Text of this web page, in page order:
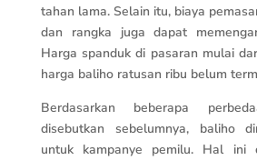
tahan lama. Selain itu, biaya
dan rangka juga dapat
Harga spanduk di pasaran mulai
harga baliho ratusan ribu belum
Berdasarkan beberapa
disebutkan sebelumnya, baliho
untuk kampanye pemilu. Hal ini